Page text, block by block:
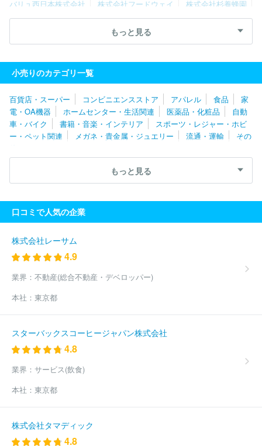
バリュ西日本株式会社
株式会社フードウェイ
株式会社杉養蜂園
株式会社アサヒ緑健
株式会社健康家族
株式会社オーガランド
タイムス株式会社 大黒天物産株式会社
株式会
社マリンポリス
ランマルシェタケダ株式会社
株式会社ヤスサキ
株式会社重光
株式会社フィールコーポレーション
社
株式会社万代 株式会社三国屋
スーパーサンシ株式会社
株式会社コーシン
株式会社サンフェステ
ダイリキ株式会社
株式会社ぎゅーとら
株式会社ＧＡＮＫＯ
マルヤスホールディン
グス株式会社
株式会社寿司丸忠 株式会社千紀園
株式会社フー
不二商事株式会社
会社柿安本店
株式会社かましん
ＪＲ北海道フレッシュキヨスク
株式会社
株式会社ユニバース
ーズ
ＪＲ東日本東北総合サービス株式会社
紅屋商事株式会社
株式会社コスモフーズ
ンパスグループ・ジャパン株式会社（西洋フード）
屋
株式会社マリアージュフレールジャポン
株式
会社メフォス
式会社玉子屋
吉川水産株式会社 中島水産株式会社
カノ商会
株式会社九州屋
株式会
社グリーンハウスフーズ
式会社
ほか(2176件)
もっと見る
小売りのカテゴリ一覧
百貨店・スーパー コンビニエンスストア アパレル 食品
家
電・OA機器
ホームセンター・生活関連 医薬品・化粧品
自動
車・バイク
書籍・音楽・インテリア
スポーツ・レジャー・ホビ
ー・ペット関連
メガネ・貴金属・ジュエリー 流通・運輸
その
もっと見る
口コミで人気の企業
株式会社レーサム
4.9
業界： 不動産(総合不動産・デベロッパー)
本社： 東京都
スターバックスコーヒージャパン株式会社
4.8
業界： サービス(飲食)
本社： 東京都
株式会社タマディック
4.8